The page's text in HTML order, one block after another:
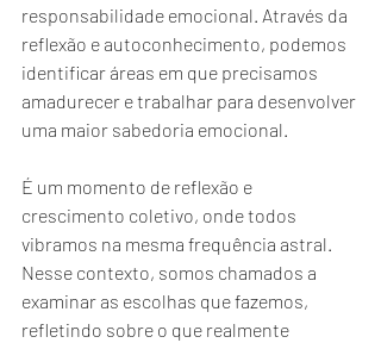
responsabilidade emocional. Através da
reflexão e autoconhecimento, podemos
identificar áreas em que precisamos
amadurecer e trabalhar para desenvolver
uma maior sabedoria emocional.
É um momento de reflexão e
crescimento coletivo, onde todos
vibramos na mesma frequência astral.
Nesse contexto, somos chamados a
examinar as escolhas que fazemos,
refletindo sobre o que realmente